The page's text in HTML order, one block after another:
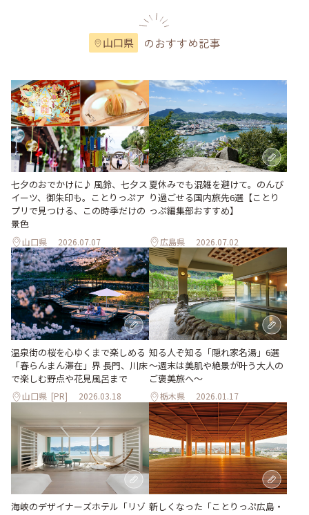
山口県 のおすすめ記事
七夕のおでかけに♪ 風鈴、七夕ス
イーツ、御朱印も。ことりっぷア
プリで見つける、この時季だけの
景色
山口県 2026.07.07
夏休みでも混雑を避けて。のんび
り過ごせる国内旅先6選【ことり
っぷ編集部おすすめ】
広島県 2026.07.02
温泉街の桜を心ゆくまで楽しめる
「春らんまん滞在」界 長門、川床
で楽しむ野点や花見風呂まで
山口県 [PR] 2026.03.18
知る人ぞ知る「隠れ家名湯」6選
～週末は美肌や絶景が叶う大人の
ご褒美旅へ～
栃木県 2026.01.17
海峡のデザイナーズホテル「リゾ 新しくなった「ことりっぷ広島・